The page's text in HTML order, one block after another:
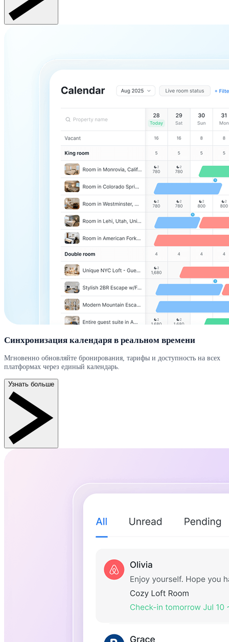
Синхронизация календаря в реальном времени
Мгновенно обновляйте бронирования, тарифы и доступность на всех
платформах через единый календарь.
Узнать больше